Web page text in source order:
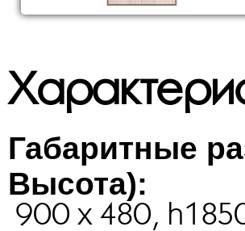
Габаритные
Высота):
900 x 480,